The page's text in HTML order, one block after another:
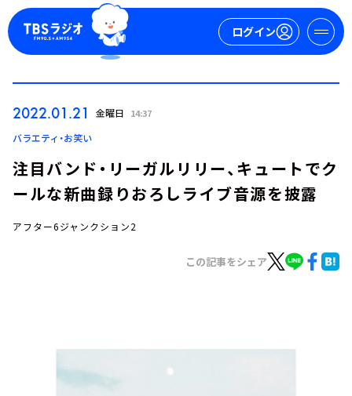
ログイン
ログイン
イベント・グッズ
2022.01.21 金曜日 14:37
バラエティ・お笑い
注目バンド・リーガルリリー、キュートでク
ールな新曲録りおろしライブ音源を披露
アフター6ジャンクション2
この記事をシェア